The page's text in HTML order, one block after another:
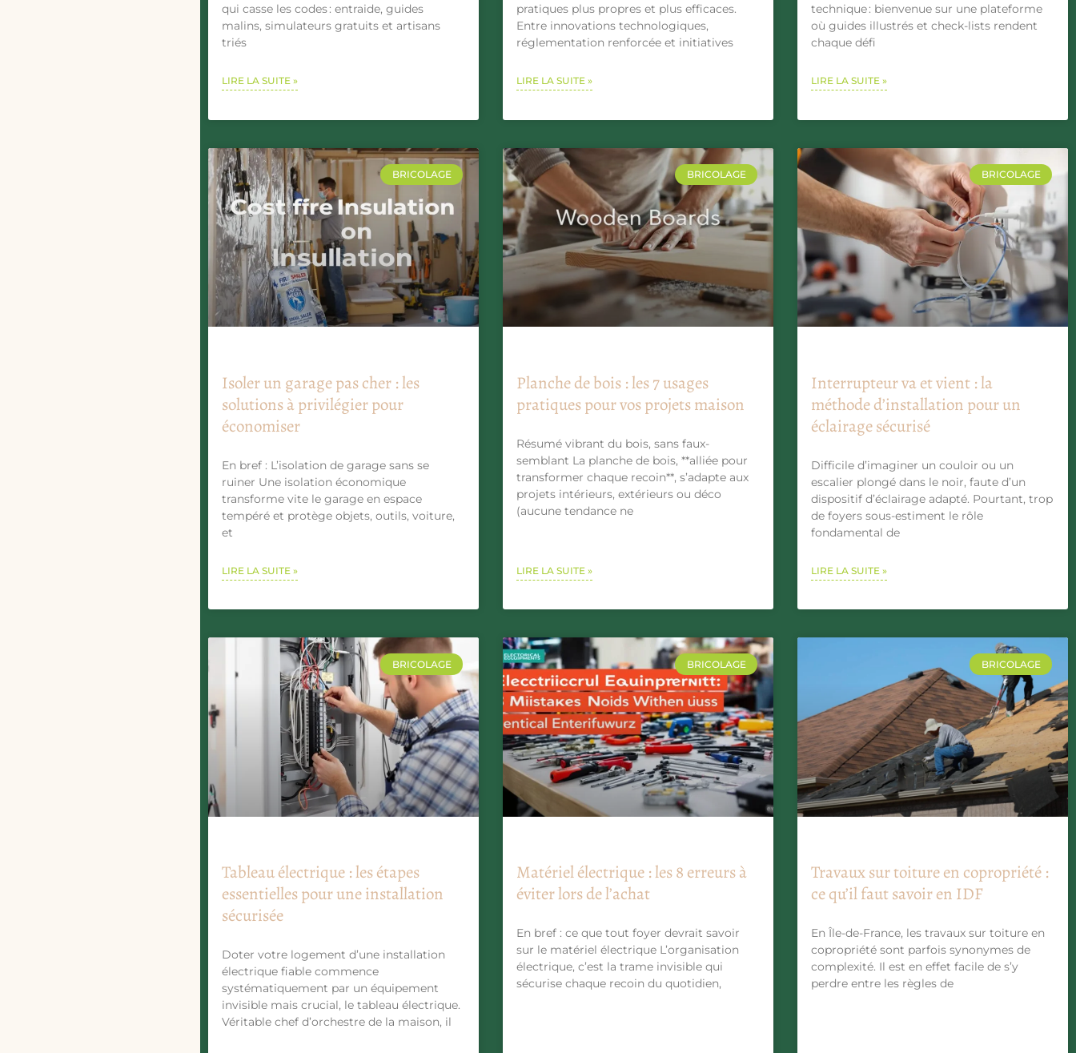
qui casse les codes : entraide, guides
malins, simulateurs gratuits et artisans
triés
LIRE LA SUITE »
pratiques plus propres et plus efficaces.
Entre innovations technologiques,
réglementation renforcée et initiatives
LIRE LA SUITE »
technique : bienvenue sur une plateforme
où guides illustrés et check-lists rendent
chaque défi
LIRE LA SUITE »
BRICOLAGE
Isoler un garage pas cher : les
solutions à privilégier pour
économiser
En bref : L’isolation de garage sans se
ruiner Une isolation économique
transforme vite le garage en espace
tempéré et protège objets, outils, voiture,
et
LIRE LA SUITE »
BRICOLAGE
Planche de bois : les 7 usages
pratiques pour vos projets maison
Résumé vibrant du bois, sans faux-
semblant La planche de bois, **alliée pour
transformer chaque recoin**, s’adapte aux
projets intérieurs, extérieurs ou déco
(aucune tendance ne
LIRE LA SUITE »
BRICOLAGE
Interrupteur va et vient : la
méthode d’installation pour un
éclairage sécurisé
Difficile d’imaginer un couloir ou un
escalier plongé dans le noir, faute d’un
dispositif d’éclairage adapté. Pourtant, trop
de foyers sous-estiment le rôle
fondamental de
LIRE LA SUITE »
BRICOLAGE
Tableau électrique : les étapes
essentielles pour une installation
sécurisée
Doter votre logement d’une installation
électrique fiable commence
systématiquement par un équipement
invisible mais crucial, le tableau électrique.
Véritable chef d’orchestre de la maison, il
BRICOLAGE
Matériel électrique : les 8 erreurs à
éviter lors de l’achat
En bref : ce que tout foyer devrait savoir
sur le matériel électrique L’organisation
électrique, c’est la trame invisible qui
sécurise chaque recoin du quotidien,
BRICOLAGE
Travaux sur toiture en copropriété :
ce qu’il faut savoir en IDF
En Île-de-France, les travaux sur toiture en
copropriété sont parfois synonymes de
complexité. Il est en effet facile de s’y
perdre entre les règles de